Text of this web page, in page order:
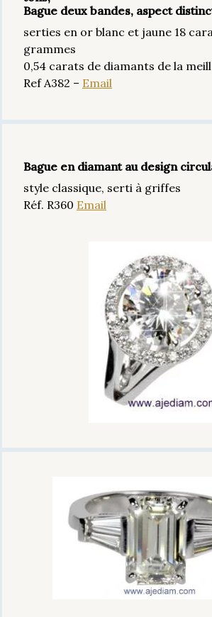
Bague deux bandes, aspect
serties en or blanc et jaune 18
grammes
0,54 carats de diamants de la
Ref A382 – Email
Bague en diamant au design
style classique, serti à griffes
Réf. R360 Email